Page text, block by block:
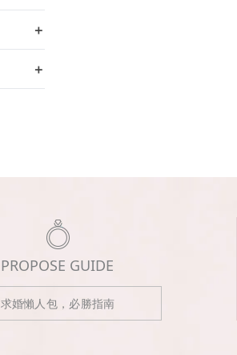
＋
＋
PROPOSE GUIDE
求婚懶人包，必勝指南